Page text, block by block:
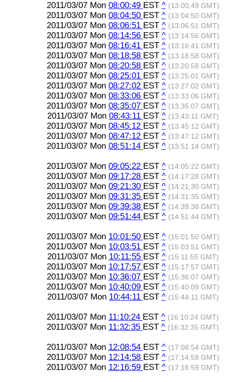
2011/03/07 Mon 08:00:49 EST ^ (13:00:49 GMT)
2011/03/07 Mon 08:04:50 EST ^ (13:04:50 GMT)
2011/03/07 Mon 08:06:51 EST ^ (13:06:51 GMT)
2011/03/07 Mon 08:14:56 EST ^ (13:14:56 GMT)
2011/03/07 Mon 08:16:41 EST ^ (13:16:41 GMT)
2011/03/07 Mon 08:18:58 EST ^ (13:18:58 GMT)
2011/03/07 Mon 08:20:58 EST ^ (13:20:58 GMT)
2011/03/07 Mon 08:25:01 EST ^ (13:25:01 GMT)
2011/03/07 Mon 08:27:02 EST ^ (13:27:02 GMT)
2011/03/07 Mon 08:33:06 EST ^ (13:33:06 GMT)
2011/03/07 Mon 08:35:07 EST ^ (13:35:07 GMT)
2011/03/07 Mon 08:43:11 EST ^ (13:43:11 GMT)
2011/03/07 Mon 08:45:12 EST ^ (13:45:12 GMT)
2011/03/07 Mon 08:47:12 EST ^ (13:47:12 GMT)
2011/03/07 Mon 08:51:14 EST ^ (13:51:14 GMT)
2011/03/07 Mon 09:05:22 EST ^ (14:05:22 GMT)
2011/03/07 Mon 09:17:28 EST ^ (14:17:28 GMT)
2011/03/07 Mon 09:21:30 EST ^ (14:21:30 GMT)
2011/03/07 Mon 09:31:35 EST ^ (14:31:35 GMT)
2011/03/07 Mon 09:39:38 EST ^ (14:39:38 GMT)
2011/03/07 Mon 09:51:44 EST ^ (14:51:44 GMT)
2011/03/07 Mon 10:01:50 EST ^ (15:01:50 GMT)
2011/03/07 Mon 10:03:51 EST ^ (15:03:51 GMT)
2011/03/07 Mon 10:11:55 EST ^ (15:11:55 GMT)
2011/03/07 Mon 10:17:57 EST ^ (15:17:57 GMT)
2011/03/07 Mon 10:36:07 EST ^ (15:36:07 GMT)
2011/03/07 Mon 10:40:09 EST ^ (15:40:09 GMT)
2011/03/07 Mon 10:44:11 EST ^ (15:44:11 GMT)
2011/03/07 Mon 11:10:24 EST ^ (16:10:24 GMT)
2011/03/07 Mon 11:32:35 EST ^ (16:32:35 GMT)
2011/03/07 Mon 12:08:54 EST ^ (17:08:54 GMT)
2011/03/07 Mon 12:14:58 EST ^ (17:14:58 GMT)
2011/03/07 Mon 12:16:59 EST ^ (17:16:59 GMT)